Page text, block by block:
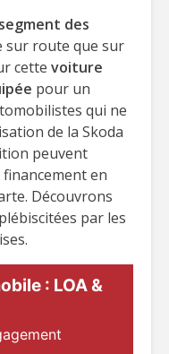
segment des
sur route que sur
cette voiture
pour un
qui ne
de la Skoda
peuvent
en
Découvrons
par les